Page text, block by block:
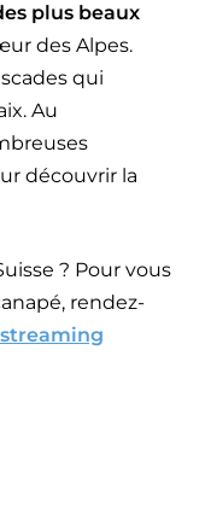
plus beaux
des Alpes.
qui
Au
découvrir la
? Pour vous
rendez-